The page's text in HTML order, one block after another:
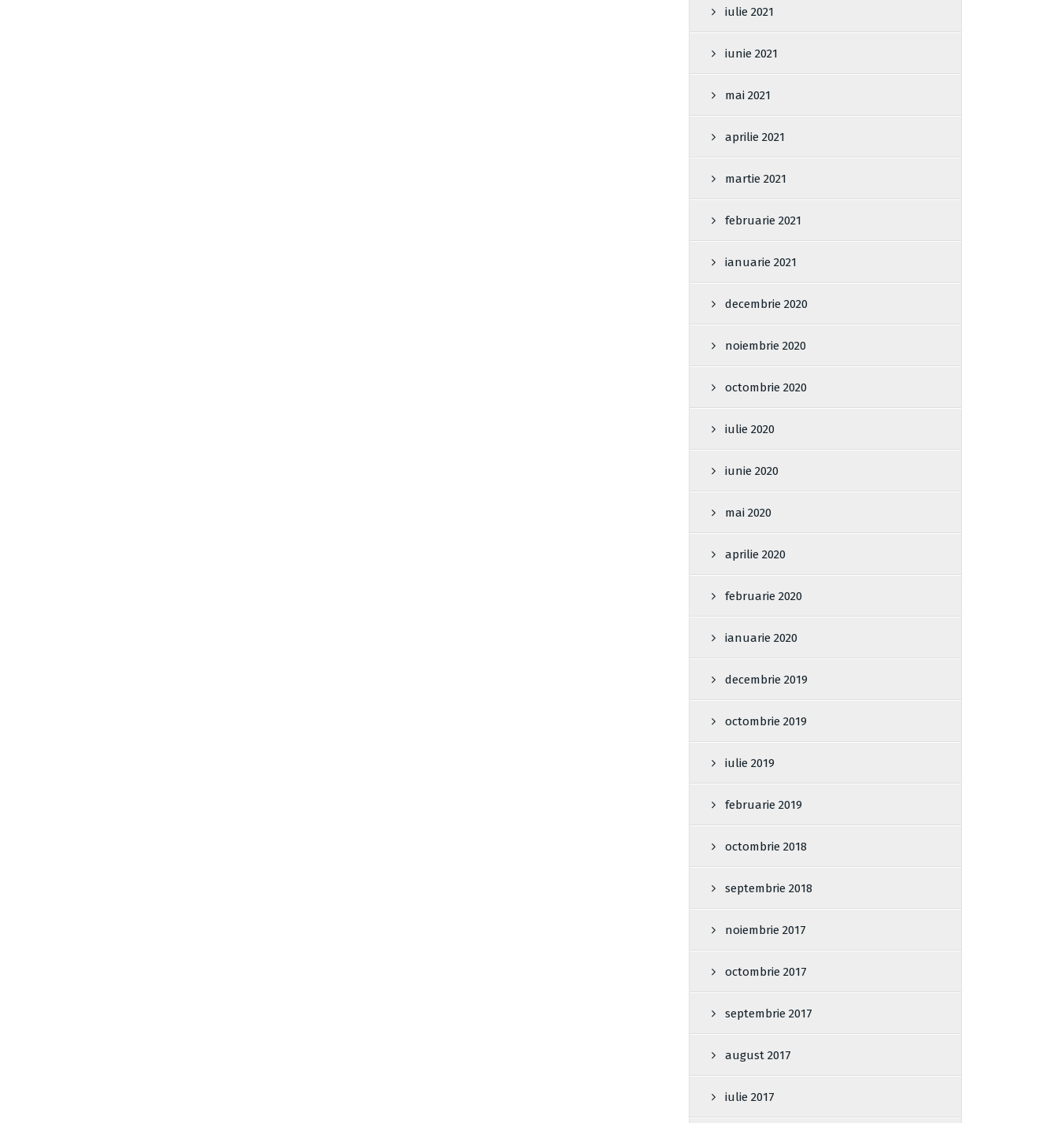
iulie 2021
iunie 2021
mai 2021
aprilie 2021
martie 2021
februarie 2021
ianuarie 2021
decembrie 2020
noiembrie 2020
octombrie 2020
iulie 2020
iunie 2020
mai 2020
aprilie 2020
februarie 2020
ianuarie 2020
decembrie 2019
octombrie 2019
iulie 2019
februarie 2019
octombrie 2018
septembrie 2018
noiembrie 2017
octombrie 2017
septembrie 2017
august 2017
iulie 2017